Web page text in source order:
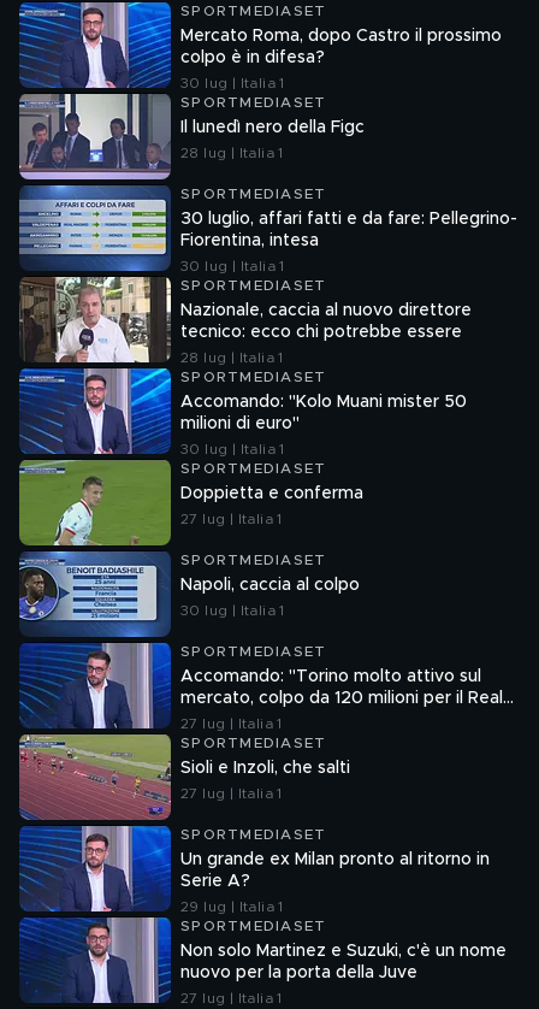
SPORTMEDIASET
Mercato Roma, dopo Castro il prossimo
colpo è in difesa?
30 lug | Italia 1
SPORTMEDIASET
Il lunedì nero della Figc
28 lug | Italia 1
SPORTMEDIASET
30 luglio, affari fatti e da fare: Pellegrino-
Fiorentina, intesa
30 lug | Italia 1
SPORTMEDIASET
Nazionale, caccia al nuovo direttore
tecnico: ecco chi potrebbe essere
28 lug | Italia 1
SPORTMEDIASET
Accomando: "Kolo Muani mister 50
milioni di euro"
30 lug | Italia 1
SPORTMEDIASET
Doppietta e conferma
27 lug | Italia 1
SPORTMEDIASET
Napoli, caccia al colpo
30 lug | Italia 1
SPORTMEDIASET
Accomando: "Torino molto attivo sul
mercato, colpo da 120 milioni per il Real
Madrid"
27 lug | Italia 1
SPORTMEDIASET
Sioli e Inzoli, che salti
27 lug | Italia 1
SPORTMEDIASET
Un grande ex Milan pronto al ritorno in
Serie A?
29 lug | Italia 1
SPORTMEDIASET
Non solo Martinez e Suzuki, c'è un nome
nuovo per la porta della Juve
27 lug | Italia 1